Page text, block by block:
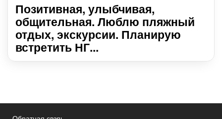
Позитивная, улыбчивая,
общительная. Люблю пляжный
отдых, экскурсии. Планирую
встретить НГ...